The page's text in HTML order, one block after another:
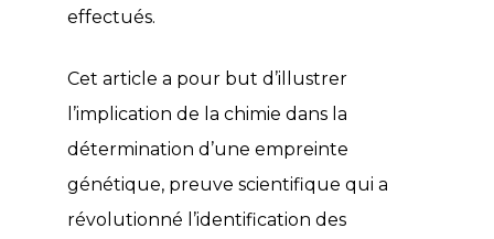
effectués.
Cet article a pour but d’illustrer
l’implication de la chimie dans la
détermination d’une empreinte
génétique, preuve scientifique qui a
révolutionné l’identification des